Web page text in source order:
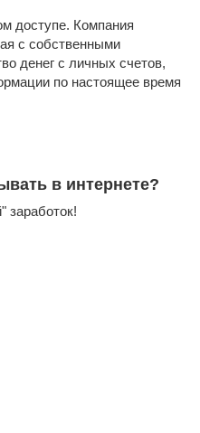
доступе. Компания
с собственными
денег с личных счетов,
по настоящее время
в интернете?
заработок!